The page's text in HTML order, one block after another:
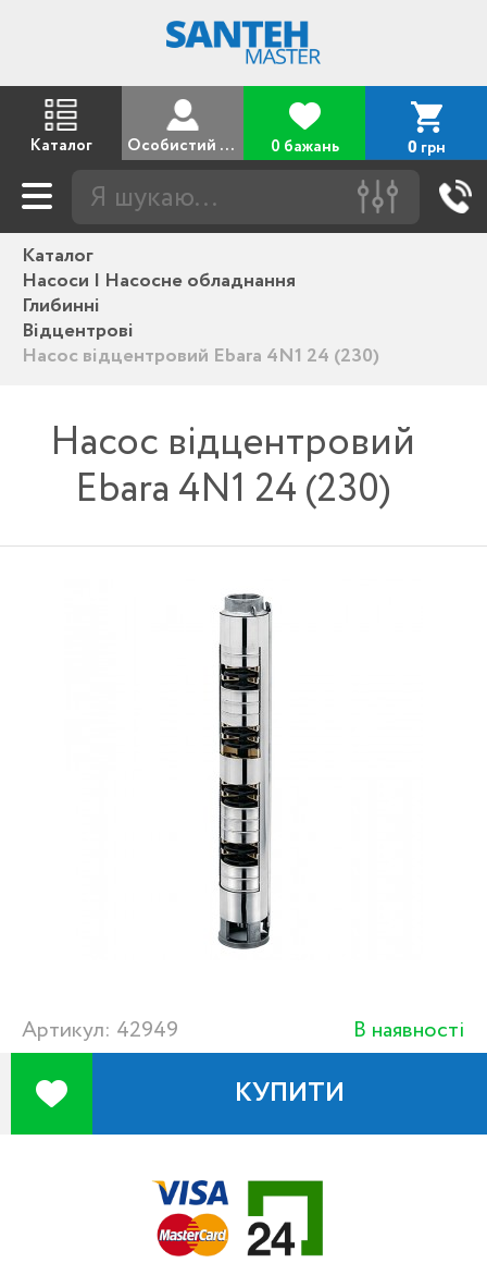
Каталог Особистий кабінет 0 бажань 0 грн
Каталог
Насоси | Насосне обладнання
Глибинні
Відцентрові
Насос відцентровий Ebara 4N1 24 (230)
Насос відцентровий
Ebara 4N1 24 (230)
Артикул: 42949 В наявності
КУПИТИ